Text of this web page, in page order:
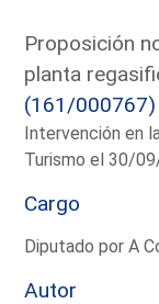
Proposición
planta
(161/000767)
Intervención en
Turismo el 30/
Cargo
Diputado por A
Autor